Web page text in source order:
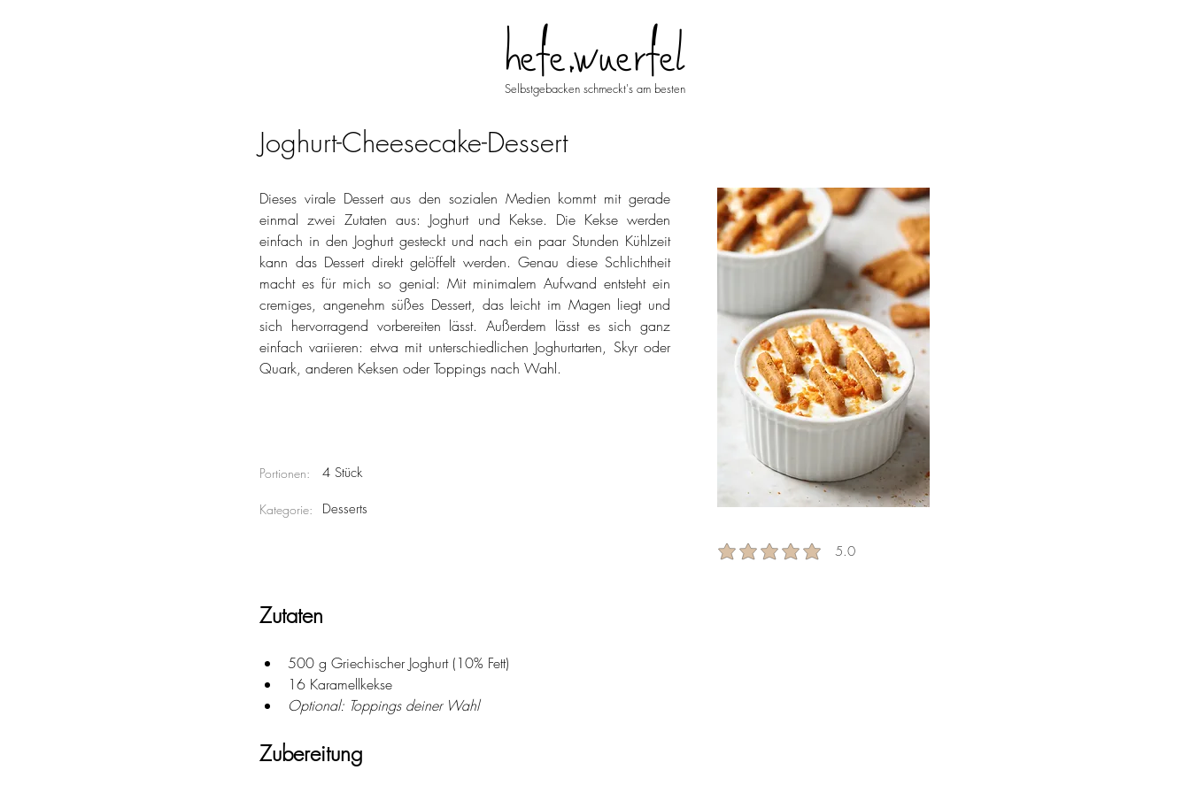
hefe.wuerfel
Selbstgebacken schmeckt's am besten
Joghurt-Cheesecake-Dessert
Dieses virale Dessert aus den sozialen Medien kommt mit gerade
einmal zwei Zutaten aus: Joghurt und Kekse. Die Kekse werden
einfach in den Joghurt gesteckt und nach ein paar Stunden Kühlzeit
kann das Dessert direkt gelöffelt werden. Genau diese Schlichtheit
macht es für mich so genial: Mit minimalem Aufwand entsteht ein
cremiges, angenehm süßes Dessert, das leicht im Magen liegt und
sich hervorragend vorbereiten lässt. Außerdem lässt es sich ganz
einfach variieren: etwa mit unterschiedlichen Joghurtarten, Skyr oder
Quark, anderen Keksen oder Toppings nach Wahl.
Portionen: 4 Stück
Kategorie: Desserts
5.0
average rating is 5 out of 5
Zutaten
500 g Griechischer Joghurt (10% Fett)
16 Karamellkekse
Optional: Toppings deiner Wahl
Zubereitung